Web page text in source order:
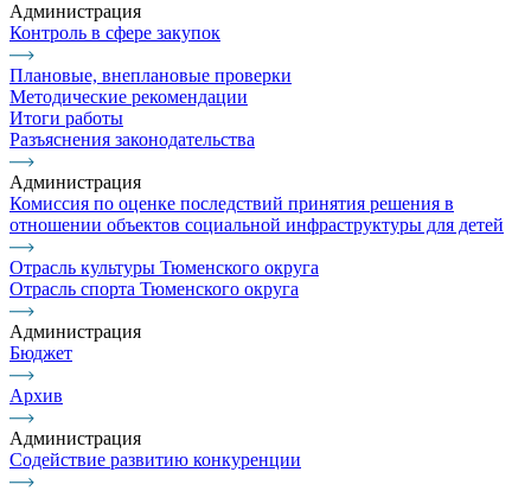
Администрация
Контроль в сфере закупок
Плановые, внеплановые проверки
Методические рекомендации
Итоги работы
Разъяснения законодательства
Администрация
Комиссия по оценке последствий принятия решения в
отношении объектов социальной инфраструктуры для детей
Отрасль культуры Тюменского округа
Отрасль спорта Тюменского округа
Администрация
Бюджет
Архив
Администрация
Содействие развитию конкуренции